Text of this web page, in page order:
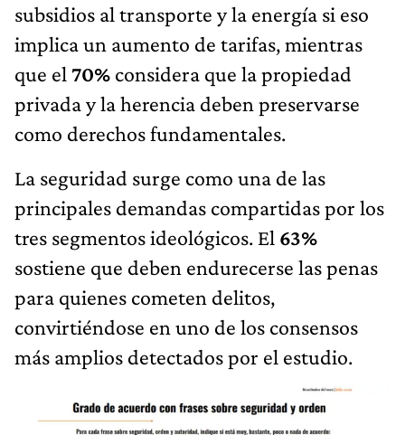
subsidios al transporte y la energía si eso
implica un aumento de tarifas, mientras
que el 70% considera que la propiedad
privada y la herencia deben preservarse
como derechos fundamentales.
La seguridad surge como una de las
principales demandas compartidas por los
tres segmentos ideológicos. El 63%
sostiene que deben endurecerse las penas
para quienes cometen delitos,
convirtiéndose en uno de los consensos
más amplios detectados por el estudio.